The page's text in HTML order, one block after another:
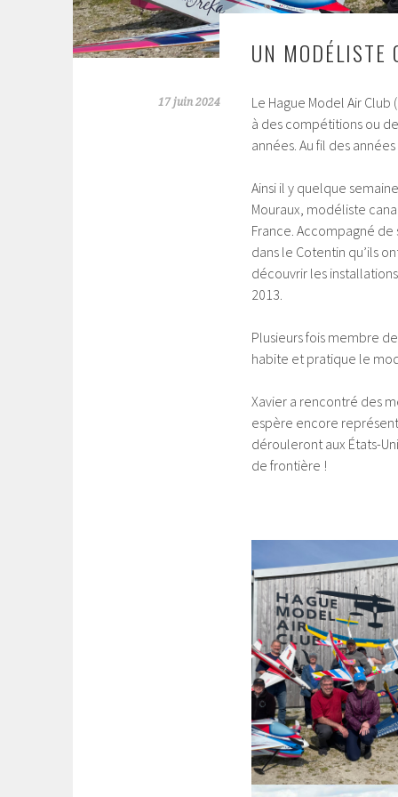
UN MODÉLISTE
17 juin 2024
Le Hague Model Air
à des compétitions ou
années. Au fil des
Ainsi il y quelque
Mouraux, modéliste
France. Accompagné de
dans le Cotentin qu’ils
découvrir les
2013.
Plusieurs fois membre
habite et pratique le
Xavier a rencontré des
espère encore
dérouleront aux États-
de frontière !